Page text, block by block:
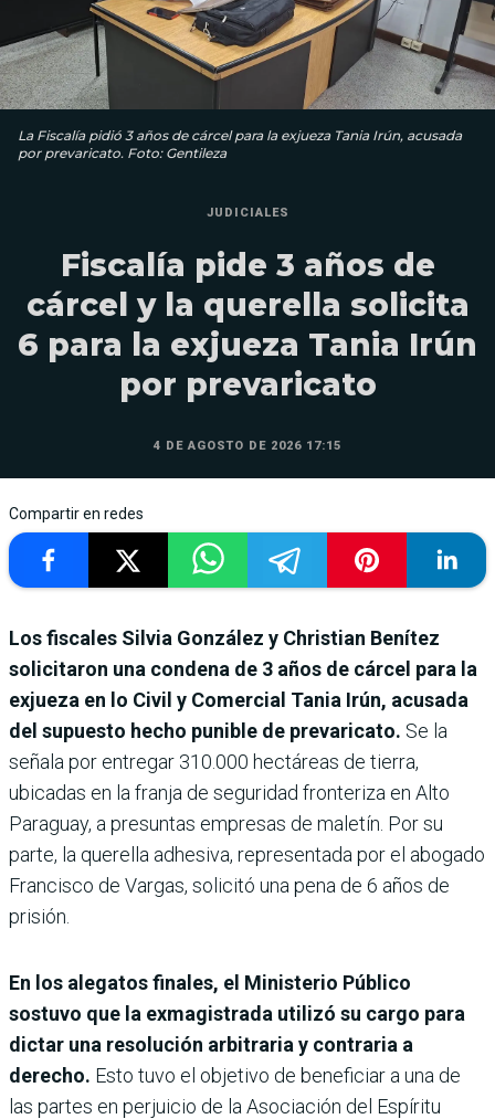
La Fiscalía pidió 3 años de cárcel para la exjueza Tania Irún, acusada
por prevaricato. Foto: Gentileza
JUDICIALES
Fiscalía pide 3 años de
cárcel y la querella solicita
6 para la exjueza Tania Irún
por prevaricato
4 DE AGOSTO DE 2026 17:15
Compartir en redes
Los fiscales Silvia González y Christian Benítez
solicitaron una condena de 3 años de cárcel para la
exjueza en lo Civil y Comercial Tania Irún, acusada
del supuesto hecho punible de prevaricato. Se la
señala por entregar 310.000 hectáreas de tierra,
ubicadas en la franja de seguridad fronteriza en Alto
Paraguay, a presuntas empresas de maletín. Por su
parte, la querella adhesiva, representada por el abogado
Francisco de Vargas, solicitó una pena de 6 años de
prisión.
En los alegatos finales, el Ministerio Público
sostuvo que la exmagistrada utilizó su cargo para
dictar una resolución arbitraria y contraria a
derecho. Esto tuvo el objetivo de beneficiar a una de
las partes en perjuicio de la Asociación del Espíritu